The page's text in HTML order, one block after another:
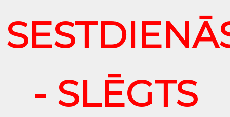
- SLĒGTS